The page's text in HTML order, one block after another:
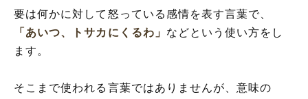
要は何かに対して怒っている感情を表す言葉で、
「あいつ、トサカにくるわ」 などという使い方をし
ます。
そこまで使われる言葉ではありませんが、意味の